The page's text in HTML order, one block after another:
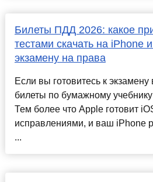
Билеты ПДД 2026: какое
тестами скачать на iPhone
экзамену на права
Если вы готовитесь к
билеты по бумажному
Тем более что Apple готовит
исправлениями, и ваш iPhone
...